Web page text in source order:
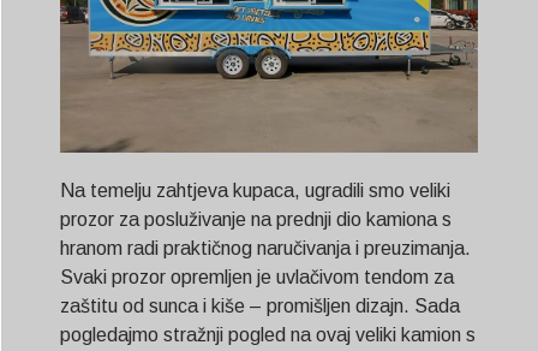
Na temelju zahtjeva kupaca, ugradili smo veliki
prozor za posluživanje na prednji dio kamiona s
hranom radi praktičnog naručivanja i preuzimanja.
Svaki prozor opremljen je uvlačivom tendom za
zaštitu od sunca i kiše – promišljen dizajn. Sada
pogledajmo stražnji pogled na ovaj veliki kamion s